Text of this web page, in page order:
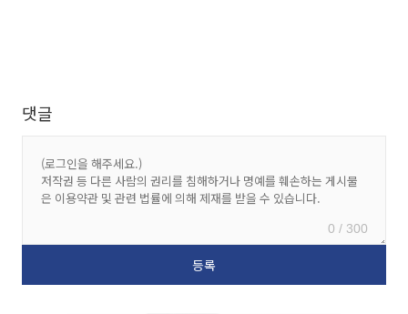
댓글
0 / 300